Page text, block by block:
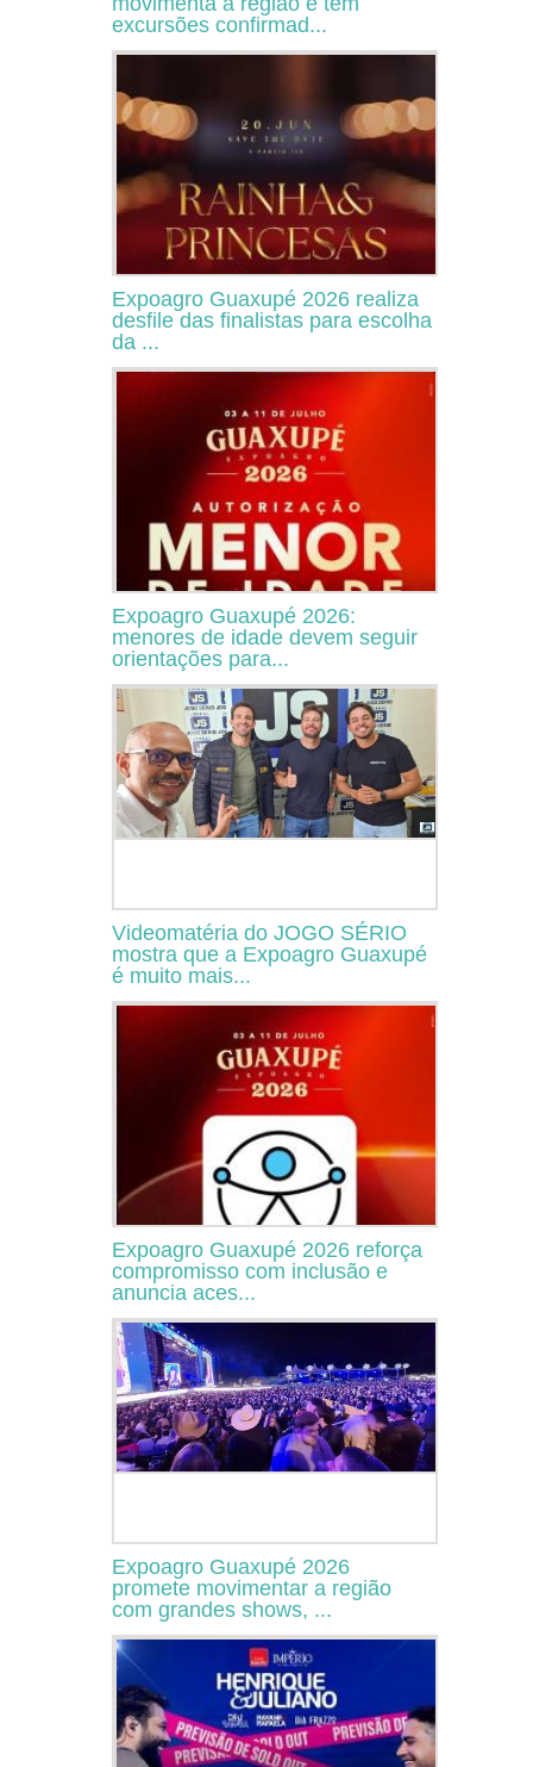
excursões confirmad...
Expoagro Guaxupé 2026 realiza
desfile das finalistas para escolha
da ...
Expoagro Guaxupé 2026:
menores de idade devem seguir
orientações para...
Videomatéria do JOGO SÉRIO
mostra que a Expoagro Guaxupé
é muito mais...
Expoagro Guaxupé 2026 reforça
compromisso com inclusão e
anuncia aces...
Expoagro Guaxupé 2026
promete movimentar a região
com grandes shows, ...